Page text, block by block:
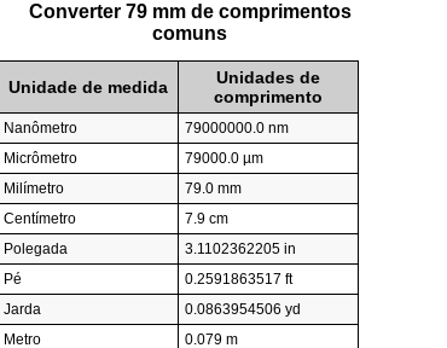
Converter 79 mm de comprimentos
comuns
Unidade de medida
Unidades de
comprimento
Nanômetro
79000000.0 nm
Micrômetro
79000.0 µm
Milímetro
79.0 mm
Centímetro
7.9 cm
Polegada
3.1102362205 in
Pé
0.2591863517 ft
Jarda
0.0863954506 yd
Metro
0.079 m